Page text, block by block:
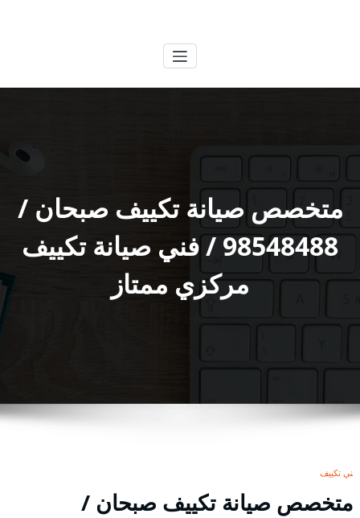
متخصص صيانة تكييف صبحان /
98548488 / فني صيانة تكييف
مركزي ممتاز
فني تكييف
متخصص صيانة تكييف صبحان /